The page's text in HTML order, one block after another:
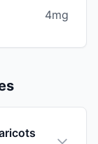
4mg